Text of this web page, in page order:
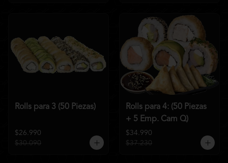
Rolls para 3 (50 Piezas)
$26.990
$30.090
Rolls para 4: (50 Piezas
+ 5 Emp. Cam Q)
$34.990
$37.230